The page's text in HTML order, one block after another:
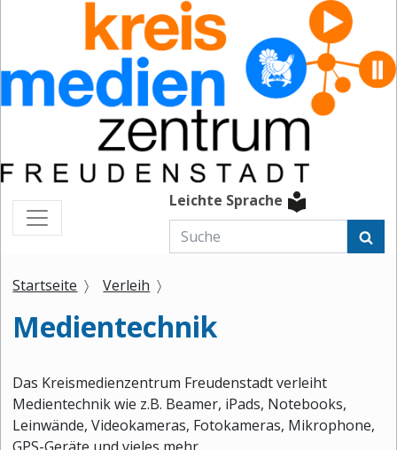
Leichte Sprache
Startseite Verleih
Medientechnik
Das Kreismedienzentrum Freudenstadt verleiht
Medientechnik wie z.B. Beamer, iPads, Notebooks,
Leinwände, Videokameras, Fotokameras, Mikrophone,
GPS-Geräte und vieles mehr.